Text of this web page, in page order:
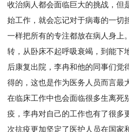
收治病人都会面临巨大的挑战，但
始工作，就会忘记对于病毒的一切
一样把所有的专注都放在病人身上
转，从卧床不起呼吸衰竭，到能下
后康复出院，李冉和他的同事们觉
得的，这也是作为医务人员而言最
在临床工作中也会面临很多生离死
疫，李冉对自己的工作也有了很多
次抗疫更加坚定了医护人员在国家